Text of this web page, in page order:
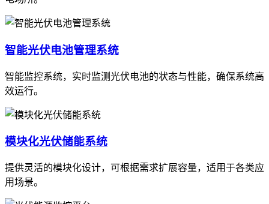
智能光伏电池管理系统
智能监控系统，实时监测光伏电池的状态与性能，确保系统高
效运行。
模块化光伏储能系统
提供灵活的模块化设计，可根据需求扩展容量，适用于各类应
用场景。